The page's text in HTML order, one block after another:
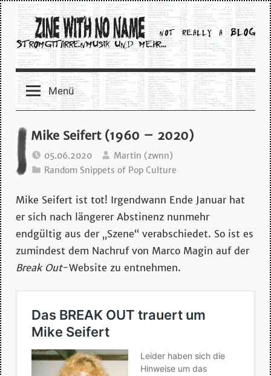
Zum
Inhalt
springen
zine
with
no
name
–
stromgitarrenmusik
und
mehr…
Menü
Mike Seifert (1960 – 2020)
05.06.2020
Martin (zwnn)
Random Snippets of Pop Culture
Mike Seifert ist tot! Irgendwann Ende Januar hat
er sich nach längerer Abstinenz nunmehr
endgültig aus der „Szene“ verabschiedet. So ist es
zumindest dem Nachruf von Marco Magin auf der
Break Out-Website zu entnehmen.